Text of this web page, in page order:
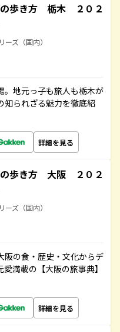
歩き方 栃木 ２０２
ズ（国内）
。地元っ子も旅人も栃木が
知られざる魅力を徹底紹
詳細を見る
歩き方 大阪 ２０２
ズ（国内）
阪の食・歴史・文化からデ
満載の【大阪の旅事典】
詳細を見る